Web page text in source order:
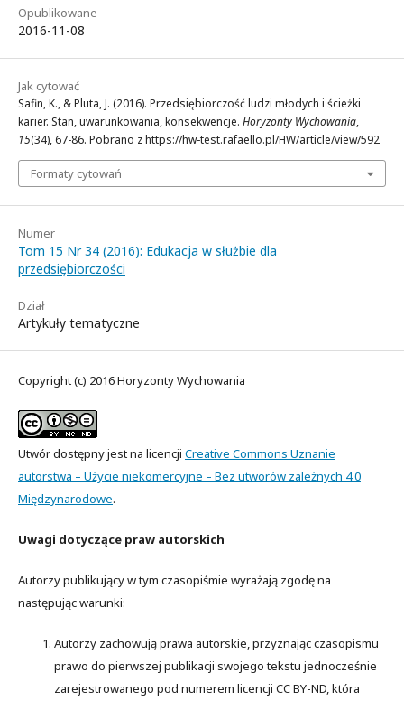
Opublikowane
2016-11-08
Jak cytować
Safin, K., & Pluta, J. (2016). Przedsiębiorczość ludzi młodych i ścieżki
karier. Stan, uwarunkowania, konsekwencje. Horyzonty Wychowania,
15(34), 67-86. Pobrano z https://hw-test.rafaello.pl/HW/article/view/592
Formaty cytowań
Numer
Tom 15 Nr 34 (2016): Edukacja w służbie dla
przedsiębiorczości
Dział
Artykuły tematyczne
Copyright (c) 2016 Horyzonty Wychowania
Utwór dostępny jest na licencji Creative Commons Uznanie
autorstwa – Użycie niekomercyjne – Bez utworów zależnych 4.0
Międzynarodowe.
Uwagi dotyczące praw autorskich
Autorzy publikujący w tym czasopiśmie wyrażają zgodę na
następując warunki:
Autorzy zachowują prawa autorskie, przyznając czasopismu
prawo do pierwszej publikacji swojego tekstu jednocześnie
zarejestrowanego pod numerem licencji CC BY-ND, która